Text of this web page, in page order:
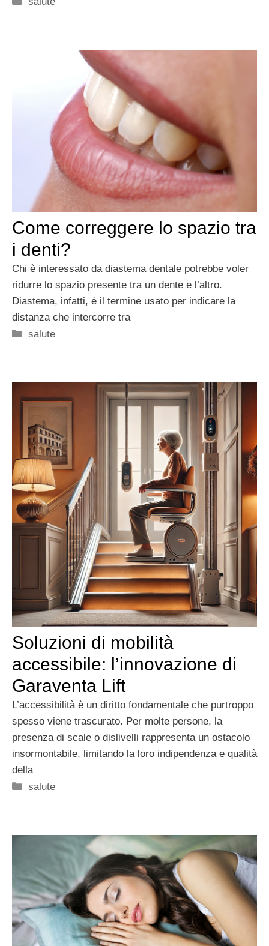
Come correggere lo spazio tra
i denti?
Chi è interessato da diastema dentale potrebbe voler
ridurre lo spazio presente tra un dente e l’altro.
Diastema, infatti, è il termine usato per indicare la
distanza che intercorre tra
Categorie
salute
Soluzioni di mobilità
accessibile: l’innovazione di
Garaventa Lift
L’accessibilità è un diritto fondamentale che purtroppo
spesso viene trascurato. Per molte persone, la
presenza di scale o dislivelli rappresenta un ostacolo
insormontabile, limitando la loro indipendenza e qualità
della
Categorie
salute